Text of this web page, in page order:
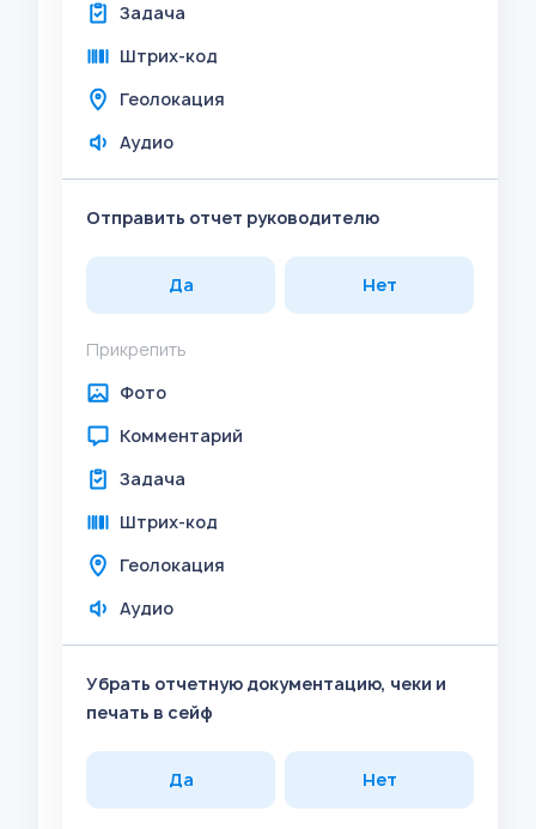
Задача
Штрих-код
Геолокация
Аудио
Отправить отчет руководителю
Да Нет
Прикрепить
Фото
Комментарий
Задача
Штрих-код
Геолокация
Аудио
Убрать отчетную документацию, чеки и
печать в сейф
Да Нет